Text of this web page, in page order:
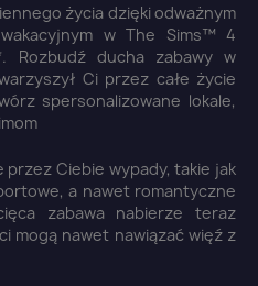
życia dzięki odważnym
w The Sims™ 4
Rozbudź ducha zabawy w
Ci przez całe życie
spersonalizowane lokale,
przez Ciebie wypady, takie jak
a nawet romantyczne
zabawa nabierze teraz
mogą nawet nawiązać więź z